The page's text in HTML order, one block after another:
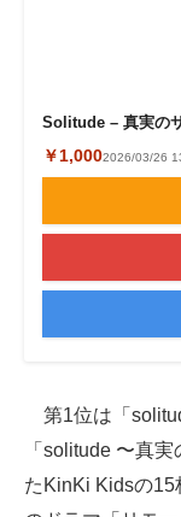
Solitude – 真実の
￥1,0002026/03/26
第1位は「
「solitude 〜真
たKinKi Kidsの15